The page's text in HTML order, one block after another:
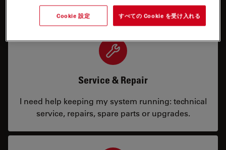
Service & Repair
I need help keeping my system running: technical
service, repairs, spare parts or upgrades.
Cookie 設定 すべての Cookie を受け入れる